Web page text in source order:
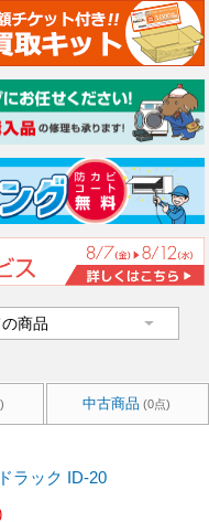
中古商品 (0点)
ラック ID-20